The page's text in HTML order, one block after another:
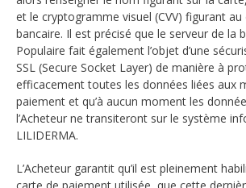
et le cryptogramme visuel (CVV) figurant
bancaire. Il est précisé que le serveur de la
Populaire fait également l’objet d’une
SSL (Secure Socket Layer) de manière à
efficacement toutes les données liées aux
paiement et qu’à aucun moment les
l’Acheteur ne transiteront sur le système
LILIDERMA.
L’Acheteur garantit qu’il est pleinement